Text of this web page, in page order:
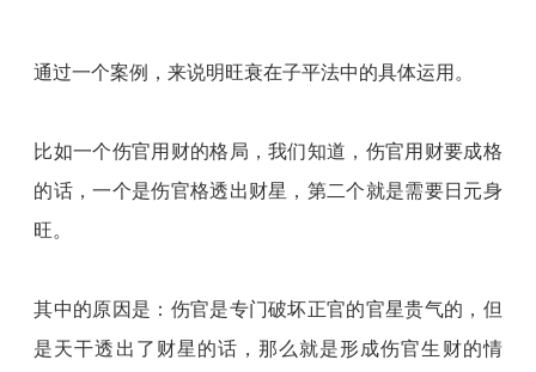
通过一个案例，来说明旺衰在子平法中的具体运用。
比如一个伤官用财的格局，我们知道，伤官用财要成格
的话，一个是伤官格透出财星，第二个就是需要日元身
旺。
其中的原因是：伤官是专门破坏正官的官星贵气的，但
是天干透出了财星的话，那么就是形成伤官生财的情